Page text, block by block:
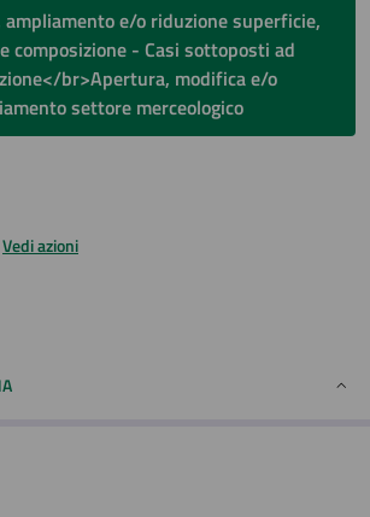
e/o riduzione superficie,
composizione - Casi sottoposti ad
br>Apertura, modifica e/o
settore merceologico
Vedi azioni